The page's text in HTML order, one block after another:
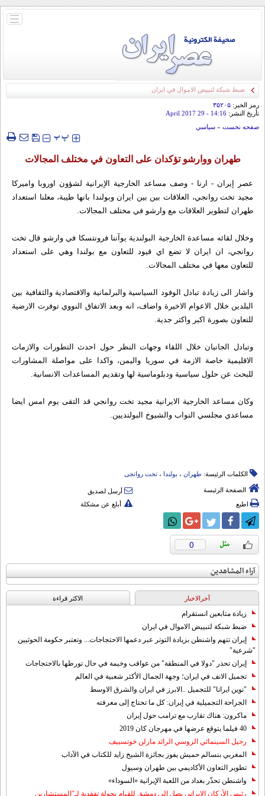
باز
ضبط شبكة لتبييض الاموال في ايران
رمز الخبر: ۳۵۲۰۵
تأريخ النشر: 14:16
- 29 April 2017
صفحه نخست » سياسي
‍‍‍ پپ
طهران ووارشو تؤكدان على التعاون في مختلف المجالات
عصر إيران - ارنا - وصف مساعد الخارجية الإيرانية لشؤون اوروبا واميركا
مجيد تخت روانجي، العلاقات بين بين ايران وبولندا بانها طيبة، معلنا استعداد
طهران لتطوير العلاقات مع وارشو في مختلف المجالات.
وخلال لقائه مساعدة الخارجية البولندية يوآننا فرونتسكا في وارشو قال تخت
روانجي، ان ايران لا تضع اي قيود للتعاون مع بولندا وهي على استعداد
للتعاون معها في مختلف المجالات.
واشار الى زيادة تبادل الوفود السياسية والبرلمانية والاقتصادية والثقافية بين
البلدين خلال الاعوام الاخيرة واضاف، انه وبعد الاتفاق النووي توفرت الارضية
للتعاون بصورة اكبر واكثر جدية.
وتبادل الجانبان خلال اللقاء وجهات النظر حول احدث التطورات والازمات
الاقليمية خاصة الازمة في سوريا واليمن، واكدا على مواصلة المشاورات
للبحث عن حلول سياسية ودبلوماسية لها وتقديم المساعدات الانسانية.
وكان مساعد الخارجية الايرانية مجيد تخت روانجي قد التقى يوم امس ايضا
مساعدي مجلسي النواب والشيوخ البولنديين.
الكلمات الرئيسة: طهران ، بولندا ، تخت روانجی
الصفحة الرئيسة
أرسل لصديق
اطبع
أبلغ عن مشكلة
0
آراء المشاهدين
آخرالاخبار الاکثر قراءة
زيادة متابعين انستقرام
ضبط شبكة لتبييض الاموال في ايران
إيران تتهم واشنطن بزيادة التوتر عبر دعمها الاحتجاجات... وتعتبر حكومة الحوثيين
"شرعية"
إيران تحذر "دولا في المنطقة" من عواقب وخيمة في حال تورطها بالاحتجاجات
تجميل الانف في ايران؛ وجهة الجمال الأكثر شعبية في العالم
"نوين ايرانا" للتجميل ..الابرز في ايران والشرق الاوسط
الجراحة التجميلية في إيران: كل ما تحتاج إلى معرفته
ماكرون: هناك تقارب مع ترامب حول إيران
40 فيلما يتوقع عرضها في مهرجان كان 2019
رحيل السينمائي الروسي الرائد مارلن خوتسييف
المغربي بنسالم حميش يفوز بجائزة الشيخ زايد للكتاب في الآداب
تطوير التعاون الأكاديمي بين طهران وسيول
واشنطن تحذّر بغداد من اللعبة الإيرانية «السوداء»
رئيس الأركان الإيراني يصل إلى دمشق للقيام بجولة تفقدية لـ"المستشارين